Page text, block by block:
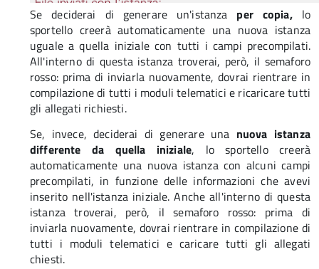
Se deciderai di generare un'istanza per copia, lo
sportello creerà automaticamente una nuova istanza
uguale a quella iniziale con tutti i campi precompilati.
All'interno di questa istanza troverai, però, il semaforo
rosso: prima di inviarla nuovamente, dovrai rientrare in
compilazione di tutti i moduli telematici e ricaricare tutti
gli allegati richiesti.
Se, invece, deciderai di generare una nuova istanza
differente da quella iniziale, lo sportello creerà
automaticamente una nuova istanza con alcuni campi
precompilati, in funzione delle informazioni che avevi
inserito nell'istanza iniziale. Anche all'interno di questa
istanza troverai, però, il semaforo rosso: prima di
inviarla nuovamente, dovrai rientrare in compilazione di
tutti i moduli telematici e caricare tutti gli allegati
chiesti.